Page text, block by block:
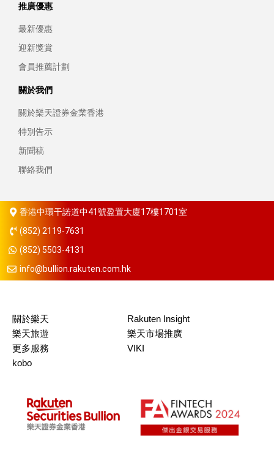
推廣優惠
最新優惠
迎新獎賞
會員推薦計劃
關於我們
關於樂天證券金業香港
特別告示
新聞稿
聯絡我們
香港中環干諾道中41號盈置大廈17樓1701室
(852) 2119-7631
(852) 5503-4131
info@bullion.rakuten.com.hk
關於樂天
Rakuten Insight
樂天旅遊
樂天市場推廣
更多服務
VIKI
kobo